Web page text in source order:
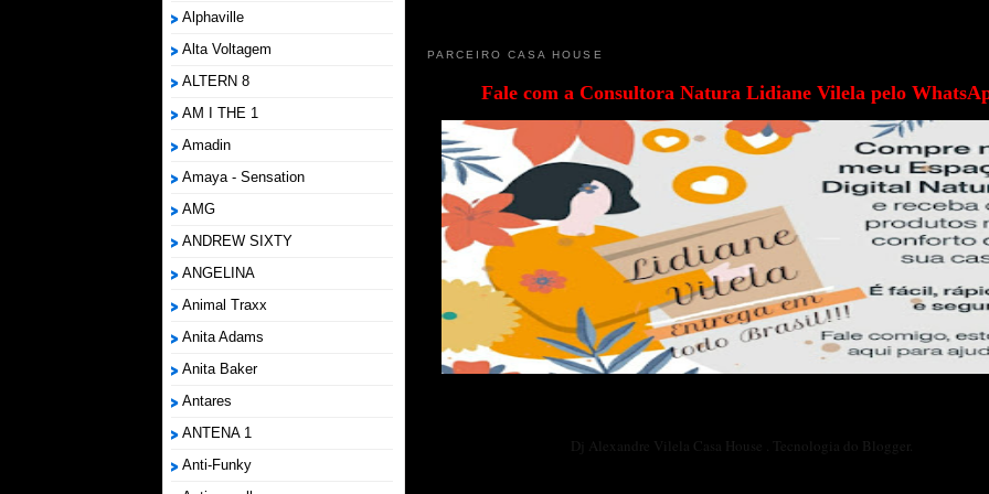
Alphaville
Alta Voltagem
ALTERN 8
AM I THE 1
Amadin
Amaya - Sensation
AMG
ANDREW SIXTY
ANGELINA
Animal Traxx
Anita Adams
Anita Baker
Antares
ANTENA 1
Anti-Funky
PARCEIRO CASA HOUSE
Fale com a Consultora Natura Lidiane Vilela pelo
Dj Alexandre Vilela Casa House . Tecnologia do Blogger